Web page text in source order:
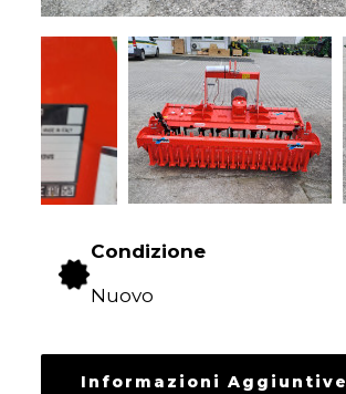
CONTATTI
Condizione
Nuovo
Informazioni Aggiuntive
GIARDINAGGIO
ACCESSORI
E
USATI